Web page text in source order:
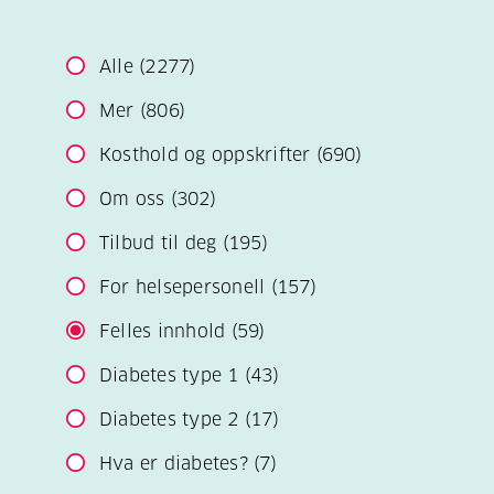
Alle (2277)
Mer (806)
Kosthold og oppskrifter (690)
Om oss (302)
Tilbud til deg (195)
For helsepersonell (157)
Felles innhold (59)
Diabetes type 1 (43)
Diabetes type 2 (17)
Hva er diabetes? (7)